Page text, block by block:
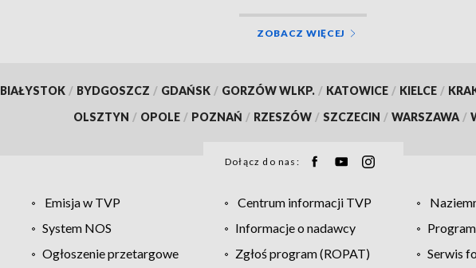
ZOBACZ WIĘCEJ
BIAŁYSTOK / BYDGOSZCZ / GDAŃSK / GORZÓW WLKP. / KATOWICE / KIELCE /
OLSZTYN / OPOLE / POZNAŃ / RZESZÓW / SZCZECIN / WARSZAWA /
Dołącz do nas:
Emisja w TVP Centrum informacji TVP
System NOS Informacje o nadawcy
Ogłoszenie przetargowe Zgłoś program (ROPAT)
Serwis